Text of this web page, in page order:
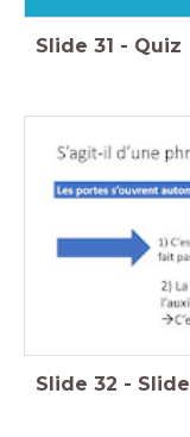
Slide 31 - Quiz
Slide 32 - Slide